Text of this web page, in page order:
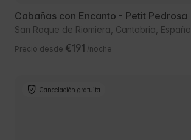
Cabañas con Encanto - Petit Pedrosa
San Roque de Riomiera, Cantabria, España
Precio desde €191 /noche
Cancelación gratuita